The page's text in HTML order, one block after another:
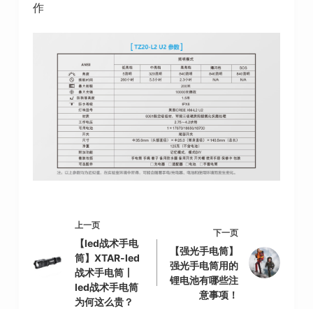
作
上一页
【led战术手电
筒】XTAR-led
战术手电筒丨
led战术手电筒
为何这么贵？
下一页
【强光手电筒】
强光手电筒用的
锂电池有哪些注
意事项！